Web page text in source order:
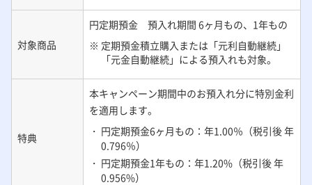
対象商品
円定期預金 預入れ期間 6ヶ月もの、1年もの
※ 定期預金積立購入または「元利自動継続」
「元金自動継続」による預入れも対象。
特典
本キャンペーン期間中のお預入れ分に特別金利
を適用します。
・ 円定期預金6ヶ月もの：年1.00％（税引後 年
0.796％）
・ 円定期預金1年もの：年1.20%（税引後 年
0.956%）